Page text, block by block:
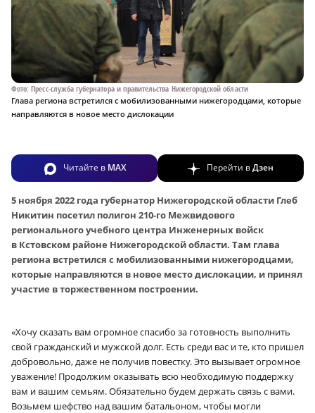
Фото: Пресс-служба губернатора и правительства Нижегородской области
Глава региона встретился с мобилизованными нижегородцами, которые
направляются в новое место дислокации
Читайте в MAX Перейти вДзен
5 ноября 2022 года губернатор Нижегородской области Глеб
Никитин посетил полигон 210-го Межвидового
регионального учебного центра Инженерных войск
в Кстовском районе Нижегородской области. Там глава
региона встретился с мобилизованными нижегородцами,
которые направляются в новое место дислокации, и принял
участие в торжественном построении.
«Хочу сказать вам огромное спасибо за готовность выполнить
свой гражданский и мужской долг. Есть среди вас и те, кто пришел
добровольно, даже не получив повестку. Это вызывает огромное
уважение! Продолжим оказывать всю необходимую поддержку
вам и вашим семьям. Обязательно будем держать связь с вами.
Возьмем шефство над вашим батальоном, чтобы могли